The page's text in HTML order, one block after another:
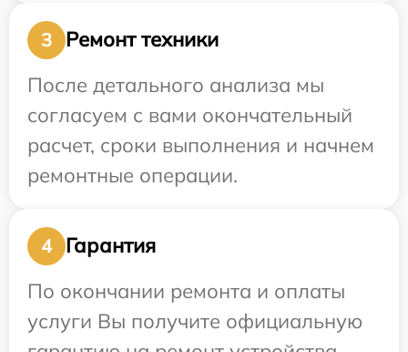
3
Ремонт техники
После детального анализа мы
согласуем с вами окончательный
расчет, сроки выполнения и начнем
ремонтные операции.
4
Гарантия
По окончании ремонта и оплаты
услуги Вы получите официальную